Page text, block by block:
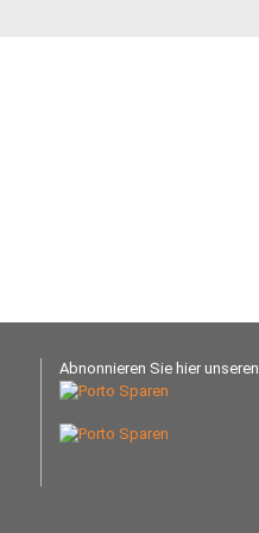
Abnonnieren Sie hier unseren